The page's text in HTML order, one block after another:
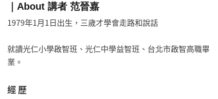
｜About 講者 范晉嘉
1979年1月1日出生，三歲才學會走路和說話
就讀光仁小學啟智班、光仁中學益智班、台北市啟智高職畢
業。
經 歷